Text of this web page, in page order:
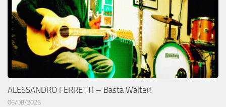
ALESSANDRO FERRETTI – Basta Walter!
06/08/2026